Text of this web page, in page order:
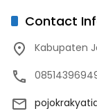
Contact
Kabupaten